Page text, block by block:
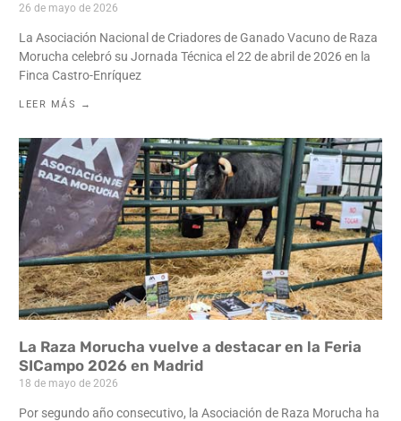
26 de mayo de 2026
La Asociación Nacional de Criadores de Ganado Vacuno de Raza
Morucha celebró su Jornada Técnica el 22 de abril de 2026 en la
Finca Castro-Enríquez
LEER MÁS →
La Raza Morucha vuelve a destacar en la Feria
SICampo 2026 en Madrid
18 de mayo de 2026
Por segundo año consecutivo, la Asociación de Raza Morucha ha